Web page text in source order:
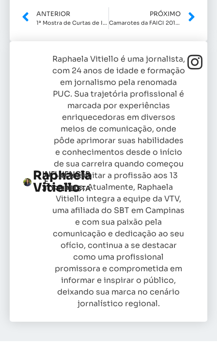
ANTERIOR
1ª Mostra de Curtas de Indaiatuba
PRÓXIMO
Camarotes da FAICI 2019 estão quase esgotados
Raphaela
Vitiello
INFLUENCER
E
JORNALISTA
Raphaela Vitiello é uma jornalista,
com 24 anos de idade e formação
em jornalismo pela renomada
PUC. Sua trajetória profissional é
marcada por experiências
enriquecedoras em diversos
meios de comunicação, onde
pôde aprimorar suas habilidades
e conhecimentos desde o início
de sua carreira quando começou
as exercitar a profissão aos 13
anos. Atualmente, Raphaela
Vitiello integra a equipe da VTV,
uma afiliada do SBT em Campinas
e com sua paixão pela
comunicação e dedicação ao seu
ofício, continua a se destacar
como uma profissional
promissora e comprometida em
informar e inspirar o público,
deixando sua marca no cenário
jornalístico regional.